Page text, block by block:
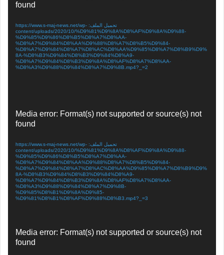
found
تحميل الملف: https://www.s-maj-news.net/wp-
content/uploads/2020/10/%D9%81%D9%8A%D8%AF%D9%8A%D9%88-
%D9%85%D9%86%D8%B5%D8%A7%D8%AA-
%D8%A7%D9%84%D8%AA%D9%88%D8%A7%D8%B5%D9%84-
%D8%A7%D9%84%D8%A7%D8%AC%D8%AA%D9%85%D8%A7%D8%B9%D9%
8A-%D8%B3%D9%84%D8%B3%D9%84%D8%A9-
%D8%A7%D9%84%D8%B3%D9%8A%D8%AF%D8%A7%D8%AA-
%D8%A3%D9%88%D9%84%D8%A7%D9%8B.mp4?_=2
مشغلMedia error: Format(s) not supported or source(s) not
found
تحميل الملف: https://www.s-maj-news.net/wp-
content/uploads/2020/10/%D9%81%D9%8A%D8%AF%D9%8A%D9%88-
%D9%85%D9%86%D8%B5%D8%A7%D8%AA-
%D8%A7%D9%84%D8%AA%D9%88%D8%A7%D8%B5%D9%84-
%D8%A7%D9%84%D8%A7%D8%AC%D8%AA%D9%85%D8%A7%D8%B9%D9%
8A-%D8%B3%D9%84%D8%B3%D9%84%D8%A9-
%D8%A7%D9%84%D8%B3%D9%8A%D8%AF%D8%A7%D8%AA-
%D8%A3%D9%88%D9%84%D8%A7%D9%8B-
%D9%85%D8%B1%D9%8A%D9%85-
%D9%81%D8%B1%D8%AF%D9%88%D8%B3.mp4?_=3
مشغلMedia error: Format(s) not supported or source(s) not
found